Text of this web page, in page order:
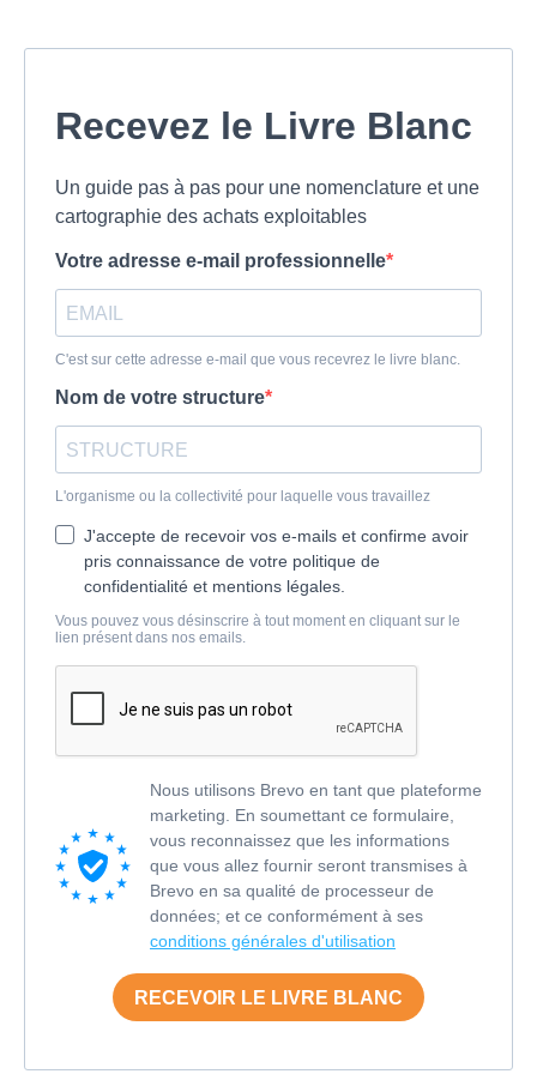
Recevez le Livre Blanc
Un guide pas à pas pour une nomenclature et une
cartographie des achats exploitables
Votre adresse e-mail professionnelle
C'est sur cette adresse e-mail que vous recevrez le livre blanc.
Nom de votre structure
L'organisme ou la collectivité pour laquelle vous travaillez
J'accepte de recevoir vos e-mails et confirme avoir
pris connaissance de votre politique de
confidentialité et mentions légales.
Vous pouvez vous désinscrire à tout moment en cliquant sur le
lien présent dans nos emails.
Nous utilisons Brevo en tant que plateforme
marketing. En soumettant ce formulaire,
vous reconnaissez que les informations
que vous allez fournir seront transmises à
Brevo en sa qualité de processeur de
données; et ce conformément à ses
conditions générales d'utilisation
RECEVOIR LE LIVRE BLANC